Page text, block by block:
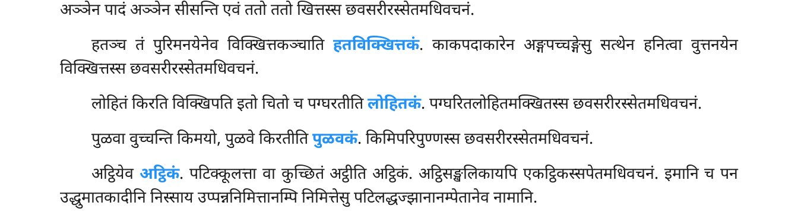
अञ्ञेन पादं अञ्ञेन सीसन्ति एवं ततो ततो खित्तस्स छवसरीरस्सेतमधिवचनं.
हतञ्च तं पुरिमनयेनेव विक्खित्तकञ्चातिहतविक्खित्तकं. काकपदाकारेन अङ्गपच्चङ्गेसु सत्थेन हनित्वा वुत्तनयेन
विक्खित्तस्स छवसरीरस्सेतमधिवचनं.
लोहितंकिरति विक्खिपति इतो चितो च पग्घरतीतिलोहितकं. पग्घरितलोहितमक्खितस्स छवसरीरस्सेतमधिवचनं.
पुळवा वुच्चन्ति किमयो, पुळवे किरतीतिपुळवकं. किमिपरिपुण्णस्स छवसरीरस्सेतमधिवचनं.
अट्ठियेव अट्ठिकं. पटिक्कूलत्ता वा कुच्छितं अट्ठीति अट्ठिकं. अट्ठिसङ्खलिकायपि एकट्ठिकस्सपेतमधिवचनं. इमानि च पन
उद्धुमातकादीनि निस्साय उप्पन्ननिमित्तानम्पि निमित्तेसु पटिलद्धज्झानानम्पेतानेव नामानि.